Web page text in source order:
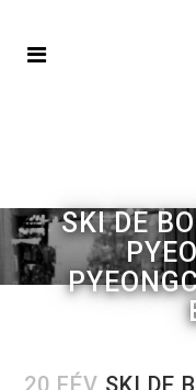
SKI DE
20 FÉV SKI DE